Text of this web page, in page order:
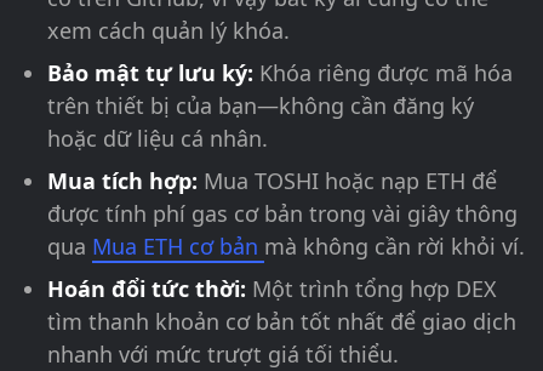
xem cách quản lý khóa.
Bảo mật tự lưu ký: Khóa riêng được mã hóa
trên thiết bị của bạn—không cần đăng ký
hoặc dữ liệu cá nhân.
Mua tích hợp: Mua TOSHI hoặc nạp ETH để
được tính phí gas cơ bản trong vài giây thông
qua Mua ETH cơ bản mà không cần rời khỏi ví.
Hoán đổi tức thời: Một trình tổng hợp DEX
tìm thanh khoản cơ bản tốt nhất để giao dịch
nhanh với mức trượt giá tối thiểu.